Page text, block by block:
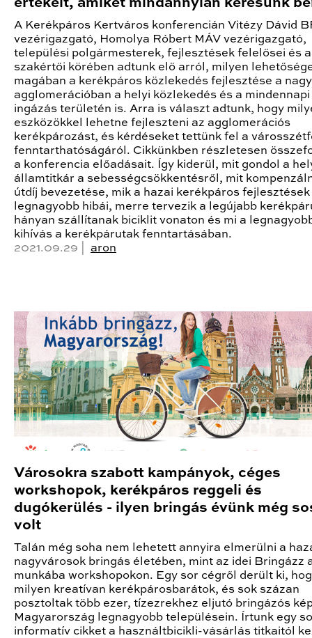
A Kerékpáros Kertváros konferencián Vitézy Dávid
vezérigazgató, Homolya Róbert MÁV vezérigazgató,
települési polgármesterek, fejlesztések felelősei és
szakértői körében adtunk elő arról, milyen
magában a kerékpáros közlekedés fejlesztése a
agglomerációban a helyi közlekedés és a mindennapi
ingázás területén is. Arra is választ adtunk, hogy
eszközökkel lehetne fejleszteni az agglomerációs
kerékpározást, és kérdéseket tettünk fel a
fenntarthatóságáról. Cikkünkben részletesen
a konferencia előadásait. Így kiderül, mit gondol a
államtitkár a sebességcsökkentésről, mit
útdíj bevezetése, mik a hazai kerékpáros fejlesztések
legnagyobb hibái, merre tervezik a legújabb
hányan szállítanak biciklit vonaton és mi a
kihívás a kerékpárutak fenntartásában.
2021.09.29 | aron
Városokra szabott kampányok, céges
workshopok, kerékpáros reggeli és
dugókerülés - ilyen bringás évünk még
volt
Talán még soha nem lehetett annyira elmerülni a
nagyvárosok bringás életében, mint az idei Bringázz
munkába workshopokon. Egy sor cégről derült ki,
milyen kreatívan kerékpárosbarátok, és sok százan
posztoltak több ezer, tízezrekhez eljutó bringázós
Magyarország legnagyobb településein. Írtunk egy
informatív cikket a használtbicikli-vásárlás titkaitól